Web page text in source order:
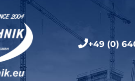
+49 (0)